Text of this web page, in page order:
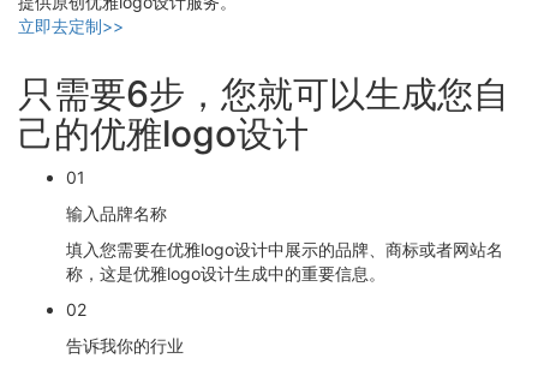
立即去定制>>
只需要6步，您就可以生成您自
己的优雅logo设计
01
输入品牌名称
填入您需要在优雅logo设计中展示的品牌、商标或者网站名
称，这是优雅logo设计生成中的重要信息。
02
告诉我你的行业